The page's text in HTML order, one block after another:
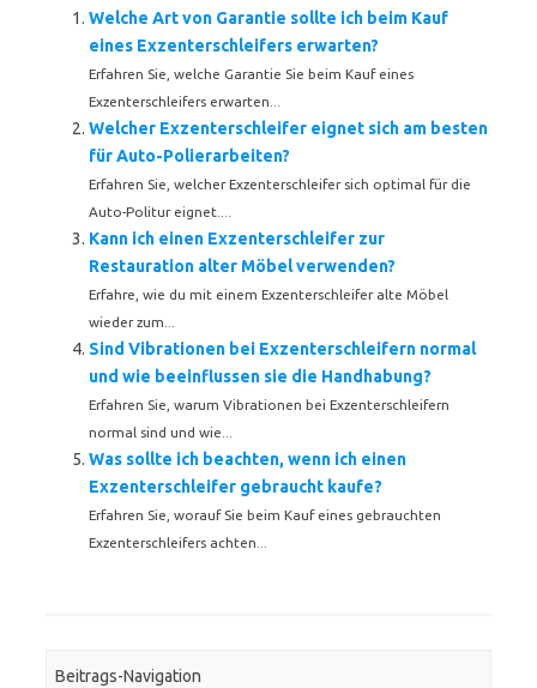
Welche Art von Garantie sollte ich beim Kauf
eines Exzenterschleifers erwarten?
Erfahren Sie, welche Garantie Sie beim Kauf eines
Exzenterschleifers erwarten...
Welcher Exzenterschleifer eignet sich am besten
für Auto-Polierarbeiten?
Erfahren Sie, welcher Exzenterschleifer sich optimal für die
Auto-Politur eignet....
Kann ich einen Exzenterschleifer zur
Restauration alter Möbel verwenden?
Erfahre, wie du mit einem Exzenterschleifer alte Möbel
wieder zum...
Sind Vibrationen bei Exzenterschleifern normal
und wie beeinflussen sie die Handhabung?
Erfahren Sie, warum Vibrationen bei Exzenterschleifern
normal sind und wie...
Was sollte ich beachten, wenn ich einen
Exzenterschleifer gebraucht kaufe?
Erfahren Sie, worauf Sie beim Kauf eines gebrauchten
Exzenterschleifers achten...
Beitrags-Navigation